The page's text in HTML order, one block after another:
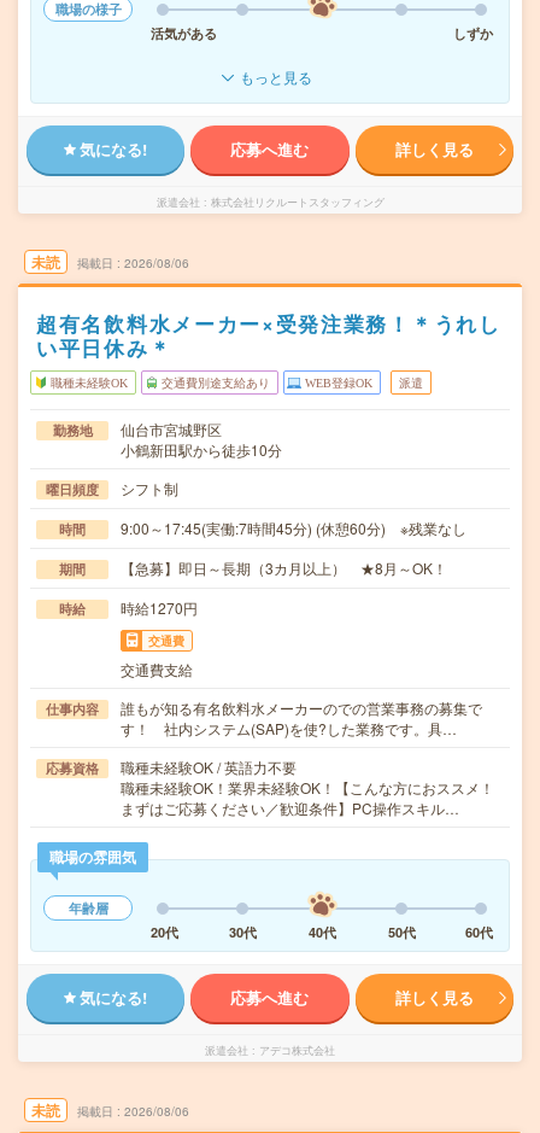
職場の様子
活気がある
しずか
もっと見る
気になる! 応募へ進む 詳しく見る
派遣会社 株式会社リクルートスタッフィング
未読 掲載日 2026/08/06
超有名飲料水メーカー×受発注業務！＊うれし
い平日休み＊
職種未経験OK 交通費別途支給あり WEB登録OK 派遣
勤務地
仙台市宮城野区
小鶴新田駅から徒歩10分
曜日頻度 シフト制
時間 9:00～17:45(実働:7時間45分) (休憩60分) ※残業なし
期間 【急募】即日～長期（3カ月以上） ★8月～OK！
時給 時給1270円
交通費
交通費支給
仕事内容
誰もが知る有名飲料水メーカーのでの営業事務の募集で
す！ 社内システム(SAP)を使?した業務です。具…
応募資格
職種未経験OK / 英語力不要
職種未経験OK！業界未経験OK！【こんな方におススメ！
まずはご応募ください／歓迎条件】PC操作スキル…
職場の雰囲気
年齢層
20代
30代 40代 50代 60代
気になる! 応募へ進む 詳しく見る
派遣会社 アデコ株式会社
未読 掲載日 2026/08/06